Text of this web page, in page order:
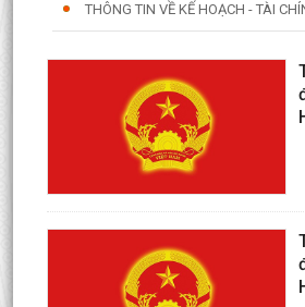
THÔNG TIN VỀ KẾ HOẠCH - TÀI